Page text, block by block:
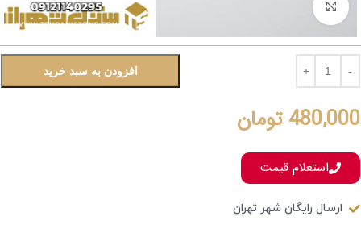
بزرگنمایی تصویر
افزودن به سبد خرید
480,000 تومان
استعلام قیمت
ارسال رایگان شهر تهران